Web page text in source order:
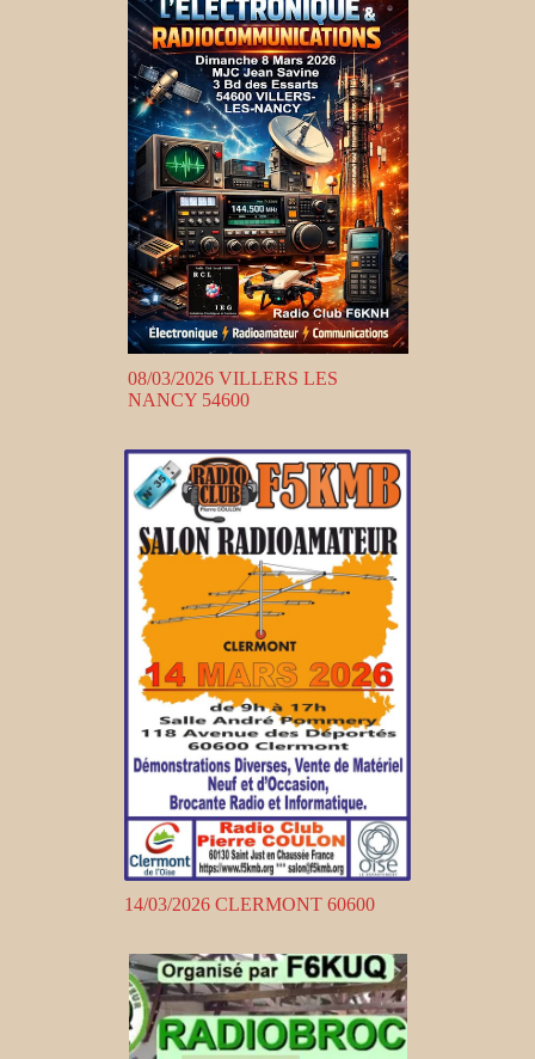
08/03/2026 VILLERS LES
NANCY 54600
14/03/2026 CLERMONT 60600